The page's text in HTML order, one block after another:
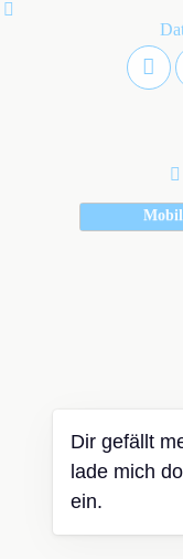
Mobil
Dir gefällt
lade mich
ein.